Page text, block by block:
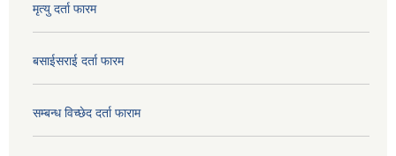
मृत्यु दर्ता फारम
बसाईसराई दर्ता फारम
सम्बन्ध विच्छेद दर्ता फाराम